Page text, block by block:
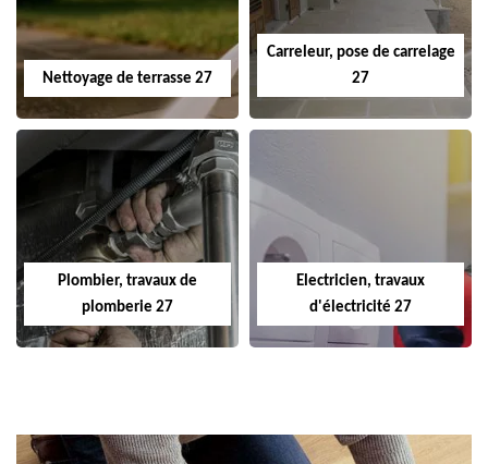
Nettoyage de terrasse 27
Carreleur, pose de carrelage
27
Plombier, travaux de
plomberie 27
Electricien, travaux
d'électricité 27